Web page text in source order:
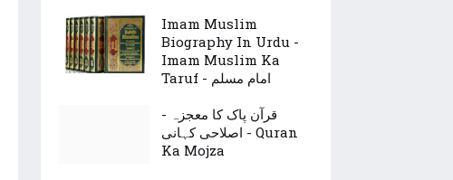
Imam Muslim
Biography In Urdu -
Imam Muslim Ka
Taruf - امام مسلم
قرآن پاک کا معجزہ -
اصلاحی کہانی - Quran
Ka Mojza